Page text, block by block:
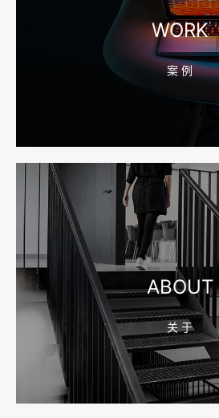
宁波高端网站建设公司推荐，移动端
宁波网站建设报价怎么看？合同、源
2026-08-04 17:55:09
宁波制造业网站建设公司怎么选？先
2026-08-02 17:58:44
工厂短视频拍摄后，怎样放进官网帮
WORK
案 例
ABOUT
关 于